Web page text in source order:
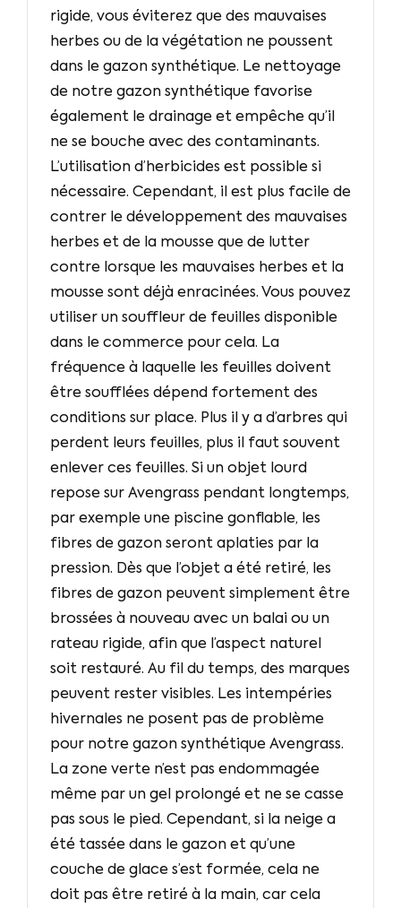
rigide, vous éviterez que des mauvaises
herbes ou de la végétation ne poussent
dans le gazon synthétique. Le nettoyage
de notre gazon synthétique favorise
également le drainage et empêche qu’il
ne se bouche avec des contaminants.
L’utilisation d’herbicides est possible si
nécessaire. Cependant, il est plus facile de
contrer le développement des mauvaises
herbes et de la mousse que de lutter
contre lorsque les mauvaises herbes et la
mousse sont déjà enracinées. Vous pouvez
utiliser un souffleur de feuilles disponible
dans le commerce pour cela. La
fréquence à laquelle les feuilles doivent
être soufflées dépend fortement des
conditions sur place. Plus il y a d’arbres qui
perdent leurs feuilles, plus il faut souvent
enlever ces feuilles. Si un objet lourd
repose sur Avengrass pendant longtemps,
par exemple une piscine gonflable, les
fibres de gazon seront aplaties par la
pression. Dès que l’objet a été retiré, les
fibres de gazon peuvent simplement être
brossées à nouveau avec un balai ou un
rateau rigide, afin que l’aspect naturel
soit restauré. Au fil du temps, des marques
peuvent rester visibles. Les intempéries
hivernales ne posent pas de problème
pour notre gazon synthétique Avengrass.
La zone verte n’est pas endommagée
même par un gel prolongé et ne se casse
pas sous le pied. Cependant, si la neige a
été tassée dans le gazon et qu’une
couche de glace s’est formée, cela ne
doit pas être retiré à la main, car cela